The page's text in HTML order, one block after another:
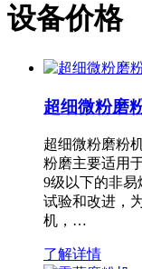
设备价格
超细微粉磨
超细微粉磨粉
粉磨主要适用
9级以下的非易
试验和改进，
机，…
了解详情